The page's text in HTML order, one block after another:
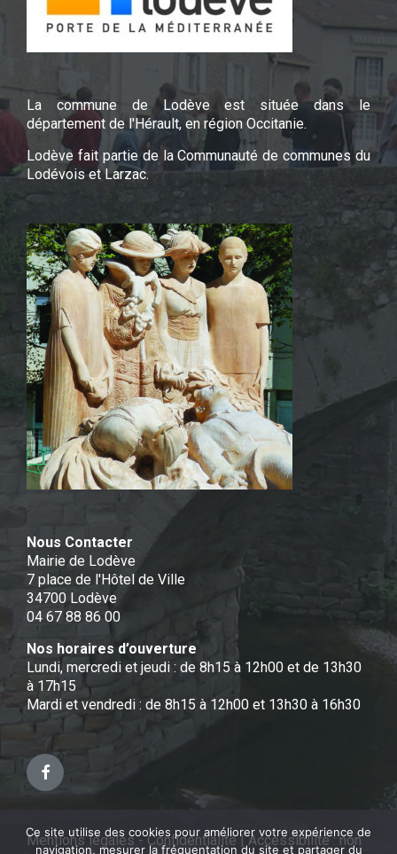
La commune de Lodève est située dans le
département de l'Hérault, en région Occitanie.
Lodève fait partie de la Communauté de communes du
Lodévois et Larzac.
Nous Contacter
Mairie de Lodève
7 place de l'Hôtel de Ville
34700 Lodève
04 67 88 86 00
Nos horaires d’ouverture
Lundi, mercredi et jeudi : de 8h15 à 12h00 et de 13h30
à 17h15
Mardi et vendredi : de 8h15 à 12h00 et 13h30 à 16h30
Facebook
Mentions légales - Confidentialité|Accessibilité : non
Ce site utilise des cookies pour améliorer votre expérience de
navigation, mesurer la fréquentation du site et partager du